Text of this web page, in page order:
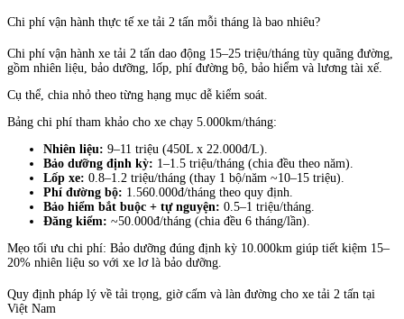
Chi phí vận hành thực tế xe tải 2 tấn mỗi tháng là bao nhiêu?
Chi phí vận hành xe tải 2 tấn dao động 15–25 triệu/tháng tùy quãng đường,
gồm nhiên liệu, bảo dưỡng, lốp, phí đường bộ, bảo hiểm và lương tài xế.
Cụ thể, chia nhỏ theo từng hạng mục dễ kiểm soát.
Bảng chi phí tham khảo cho xe chạy 5.000km/tháng:
Nhiên liệu: 9–11 triệu (450L x 22.000đ/L).
Bảo dưỡng định kỳ: 1–1.5 triệu/tháng (chia đều theo năm).
Lốp xe: 0.8–1.2 triệu/tháng (thay 1 bộ/năm ~10–15 triệu).
Phí đường bộ: 1.560.000đ/tháng theo quy định.
Bảo hiểm bắt buộc + tự nguyện: 0.5–1 triệu/tháng.
Đăng kiểm: ~50.000đ/tháng (chia đều 6 tháng/lần).
Mẹo tối ưu chi phí: Bảo dưỡng đúng định kỳ 10.000km giúp tiết kiệm 15–
20% nhiên liệu so với xe lơ là bảo dưỡng.
Quy định pháp lý về tải trọng, giờ cấm và làn đường cho xe tải 2 tấn tại
Việt Nam